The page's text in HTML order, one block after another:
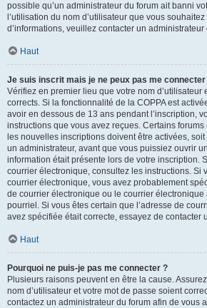
possible qu’un administrateur du forum ait banni
l’utilisation du nom d’utilisateur que vous
d’informations, veuillez contacter un administrateur
Haut
Je suis inscrit mais je ne peux pas me connecter
Vérifiez en premier lieu que votre nom d’utilisateur
corrects. Si la fonctionnalité de la COPPA est
avoir en dessous de 13 ans pendant l’inscription,
instructions que vous avez reçues. Certains
les nouvelles inscriptions doivent être activées,
un administrateur, avant que vous puissiez ouvrir
information était présente lors de votre inscription.
courrier électronique, consultez les instructions. Si
courrier électronique, vous avez probablement
de courrier électronique ou le courrier électronique
pourriel. Si vous êtes certain que l’adresse de
avez spécifiée était correcte, essayez de contacter
Haut
Pourquoi ne puis-je pas me connecter ?
Plusieurs raisons peuvent en être la cause.
nom d’utilisateur et votre mot de passe soient
contactez un administrateur du forum afin de vous